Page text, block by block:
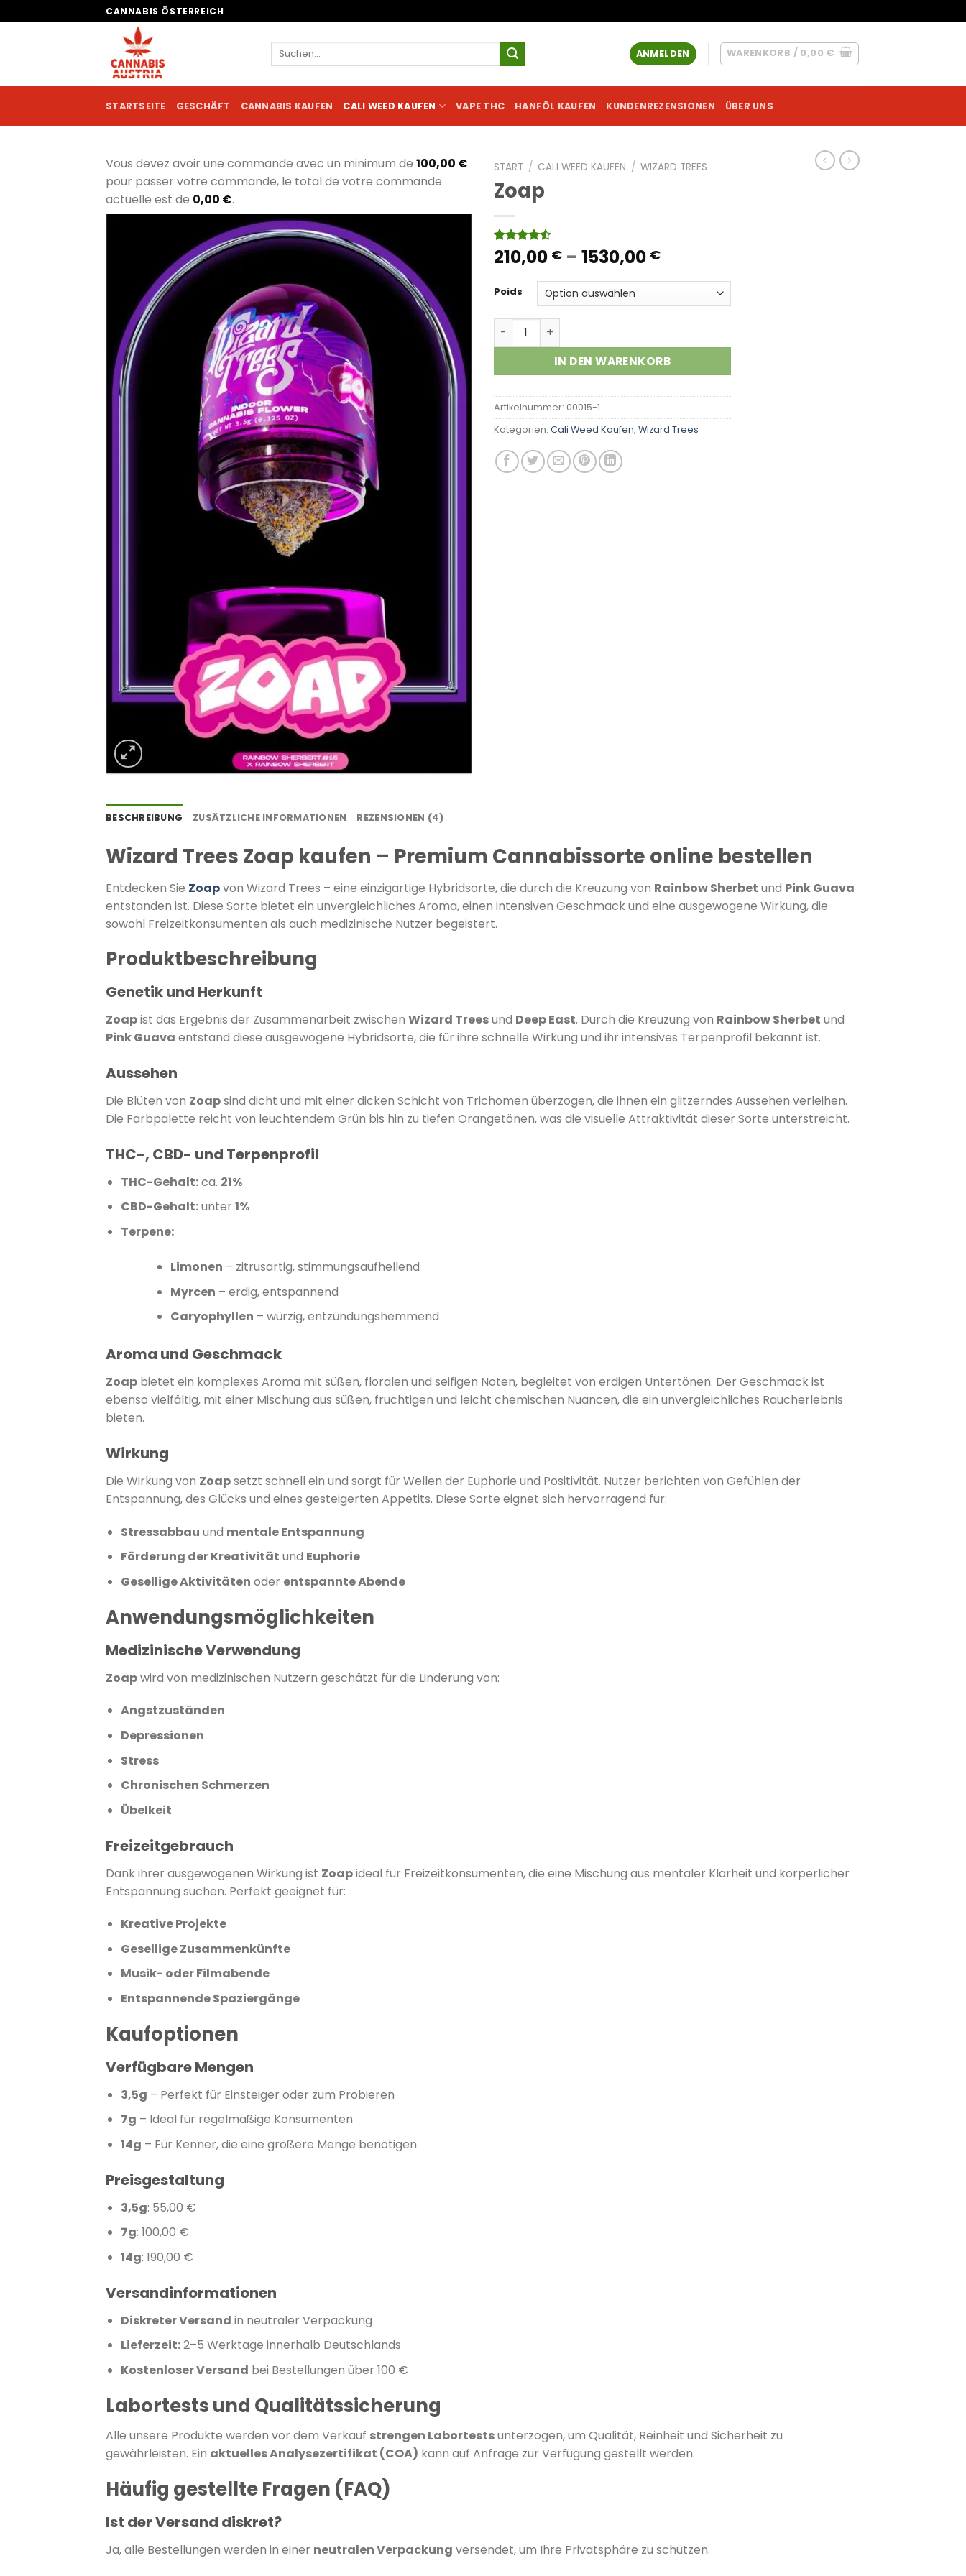
Inhalt
CANNABIS ÖSTERREICH
Suchen
ANMELDEN WARENKORB / 0,00 €
STARTSEITE GESCHÄFT CANNABIS KAUFEN CALI WEED KAUFEN VAPE THC HANFÖL KAUFEN KUNDENREZENSIONEN ÜBER UNS
Vous devez avoir une commande avec un minimum de 100,00 €
pour passer votre commande, le total de votre commande
actuelle est de 0,00 €.
START / CALI WEED KAUFEN / WIZARD TREES
Zoap
Bewertet
mit4.50
basierend
auf
4
Kundenbewertungen
210,00 € – 1530,00 €Preisspanne:
1530,00 €
Poids
Zoap Menge
IN DEN WARENKORB
Artikelnummer: 00015-1
Kategorien: Cali Weed Kaufen, Wizard Trees
BESCHREIBUNG ZUSÄTZLICHE INFORMATIONEN REZENSIONEN (4)
Wizard Trees Zoap kaufen – Premium Cannabissorte online bestellen
Entdecken Sie Zoapvon Wizard Trees – eine einzigartige Hybridsorte, die durch die Kreuzung von Rainbow Sherbet und Pink Guava
entstanden ist. Diese Sorte bietet ein unvergleichliches Aroma, einen intensiven Geschmack und eine ausgewogene Wirkung, die
sowohl Freizeitkonsumenten als auch medizinische Nutzer begeistert.
Produktbeschreibung
Genetik und Herkunft
Zoapist das Ergebnis der Zusammenarbeit zwischen Wizard Treesund Deep East. Durch die Kreuzung von Rainbow Sherbet und
Pink Guava entstand diese ausgewogene Hybridsorte, die für ihre schnelle Wirkung und ihr intensives Terpenprofil bekannt ist.
Aussehen
Die Blüten von Zoapsind dicht und mit einer dicken Schicht von Trichomen überzogen, die ihnen ein glitzerndes Aussehen verleihen.
Die Farbpalette reicht von leuchtendem Grün bis hin zu tiefen Orangetönen, was die visuelle Attraktivität dieser Sorte unterstreicht.
THC-, CBD- und Terpenprofil
THC-Gehalt:ca. 21%
CBD-Gehalt:unter 1%
Terpene:
Limonen – zitrusartig, stimmungsaufhellend
Myrcen – erdig, entspannend
Caryophyllen – würzig, entzündungshemmend
Aroma und Geschmack
Zoap bietet ein komplexes Aroma mit süßen, floralen und seifigen Noten, begleitet von erdigen Untertönen. Der Geschmack ist
ebenso vielfältig, mit einer Mischung aus süßen, fruchtigen und leicht chemischen Nuancen, die ein unvergleichliches Raucherlebnis
bieten.
Wirkung
Die Wirkung von Zoapsetzt schnell ein und sorgt für Wellen der Euphorie und Positivität. Nutzer berichten von Gefühlen der
Entspannung, des Glücks und eines gesteigerten Appetits. Diese Sorte eignet sich hervorragend für:
Stressabbau und mentale Entspannung
Förderung der Kreativität und Euphorie
Gesellige Aktivitäten oder entspannte Abende
Anwendungsmöglichkeiten
Medizinische Verwendung
Zoapwird von medizinischen Nutzern geschätzt für die Linderung von:
Angstzuständen
Depressionen
Stress
Chronischen Schmerzen
Übelkeit
Freizeitgebrauch
Dank ihrer ausgewogenen Wirkung ist Zoapideal für Freizeitkonsumenten, die eine Mischung aus mentaler Klarheit und körperlicher
Entspannung suchen. Perfekt geeignet für:
Kreative Projekte
Gesellige Zusammenkünfte
Musik- oder Filmabende
Entspannende Spaziergänge
Kaufoptionen
Verfügbare Mengen
3,5g – Perfekt für Einsteiger oder zum Probieren
7g – Ideal für regelmäßige Konsumenten
14g – Für Kenner, die eine größere Menge benötigen
Preisgestaltung
3,5g: 55,00 €
7g: 100,00 €
14g: 190,00 €
Versandinformationen
Diskreter Versand in neutraler Verpackung
Lieferzeit:2–5 Werktage innerhalb Deutschlands
Kostenloser Versand bei Bestellungen über 100 €
Labortests und Qualitätssicherung
Alle unsere Produkte werden vor dem Verkauf strengen Labortestsunterzogen, um Qualität, Reinheit und Sicherheit zu
gewährleisten. Ein aktuelles Analysezertifikat (COA) kann auf Anfrage zur Verfügung gestellt werden.
Häufig gestellte Fragen (FAQ)
Ist der Versand diskret?
Ja, alle Bestellungen werden in einer neutralen Verpackung versendet, um Ihre Privatsphäre zu schützen.